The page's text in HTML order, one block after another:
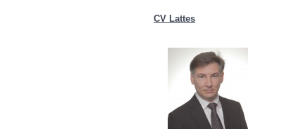
CV Lattes